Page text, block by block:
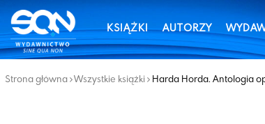
KSIĄŻKI AUTORZY
Strona główna Wszystkie książki Harda Horda. Antologia